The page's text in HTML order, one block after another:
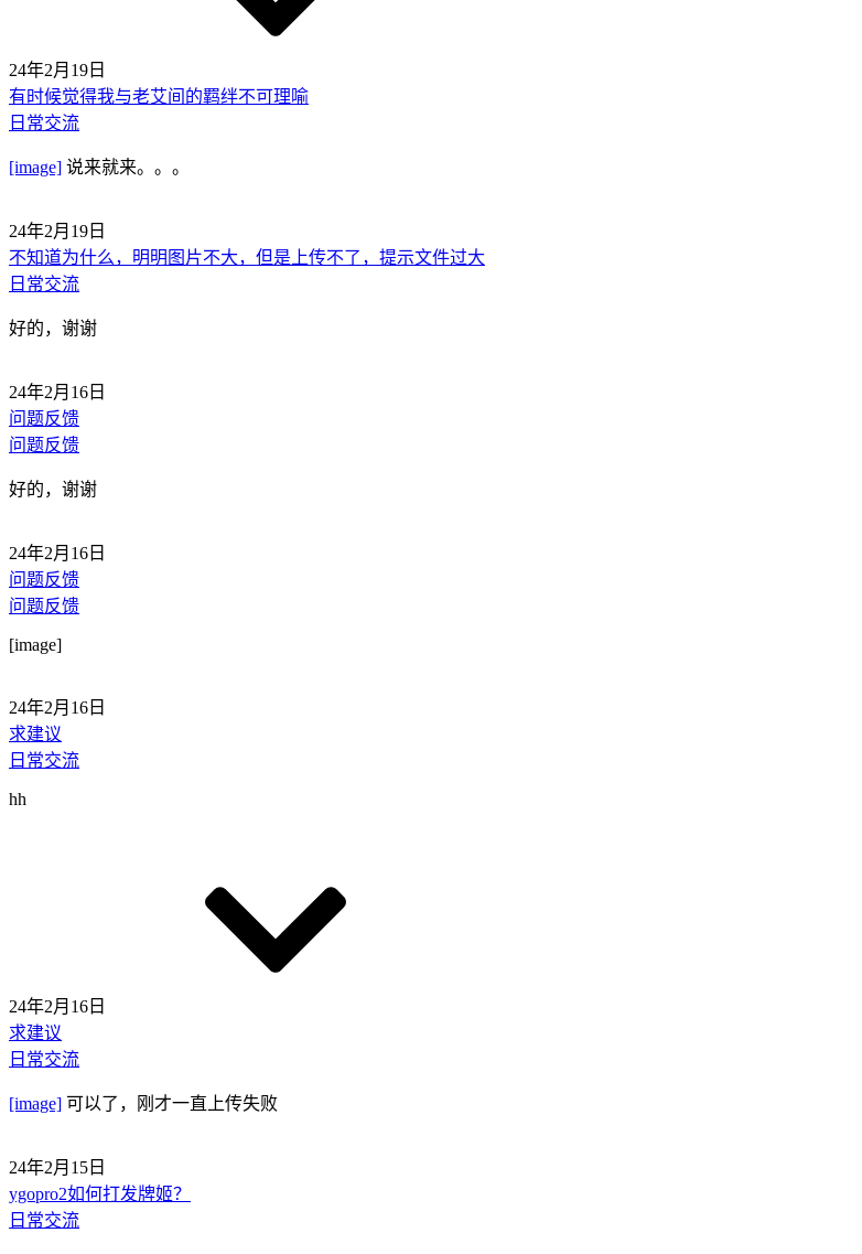
24年2月19日
有时候觉得我与老艾间的羁绊不可理喻
日常交流
[image] 说来就来。。。
24年2月19日
不知道为什么，明明图片不大，但是上传不了，提示文件过大
日常交流
好的，谢谢
24年2月16日
问题反馈
问题反馈
好的，谢谢
24年2月16日
问题反馈
问题反馈
[image]
24年2月16日
求建议
日常交流
hh
24年2月16日
求建议
日常交流
[image] 可以了，刚才一直上传失败
24年2月15日
ygopro2如何打发牌姬？
日常交流